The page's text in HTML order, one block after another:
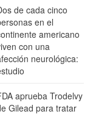
de cada cinco
en el
americano
con una
neurológica:
aprueba Trodelvy
Gilead para tratar